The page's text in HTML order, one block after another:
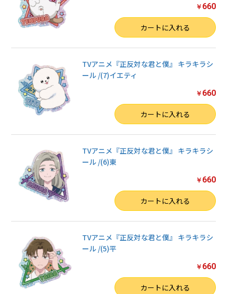
￥ 660
カートに入れる
TVアニメ『正反対な君と僕』 キラキラシ
ール /(7)イエティ
￥ 660
カートに入れる
TVアニメ『正反対な君と僕』 キラキラシ
ール /(6)東
￥ 660
カートに入れる
TVアニメ『正反対な君と僕』 キラキラシ
ール /(5)平
￥ 660
カートに入れる